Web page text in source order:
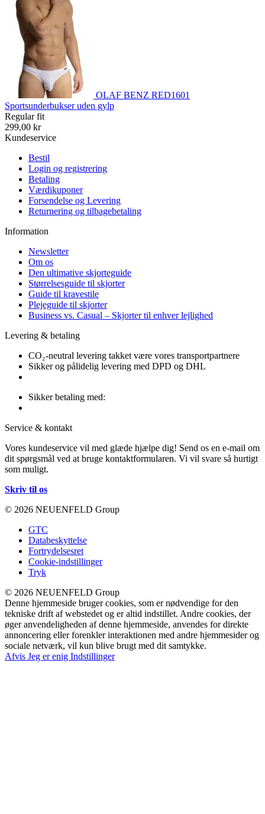
OLAF BENZ RED1601
Sportsunderbukser uden gylp
Regular fit
299,00 kr
Kundeservice
Bestil
Login og registrering
Betaling
Værdikuponer
Forsendelse og Levering
Returnering og tilbagebetaling
Information
Newsletter
Om os
Den ultimative skjorteguide
Størrelsesguide til skjorter
Guide til kravestile
Plejeguide til skjorter
Business vs. Casual – Skjorter til enhver lejlighed
Levering & betaling
CO₂-neutral levering takket være vores transportpartnere
Sikker og pålidelig levering med DPD og DHL
Sikker betaling med:
Service & kontakt
Vores kundeservice vil med glæde hjælpe dig! Send os en e-mail om
dit spørgsmål ved at bruge kontaktformularen. Vi vil svare så hurtigt
som muligt.
Skriv til os
© 2026 NEUENFELD Group
GTC
Databeskyttelse
Fortrydelsesret
Cookie-indstillinger
Tryk
© 2026 NEUENFELD Group
Denne hjemmeside bruger cookies, som er nødvendige for den
tekniske drift af webstedet og er altid indstillet. Andre cookies, der
øger anvendeligheden af denne hjemmeside, anvendes for direkte
annoncering eller forenkler interaktionen med andre hjemmesider og
sociale netværk, vil kun blive brugt med dit samtykke.
Afvis Jeg er enig Indstillinger